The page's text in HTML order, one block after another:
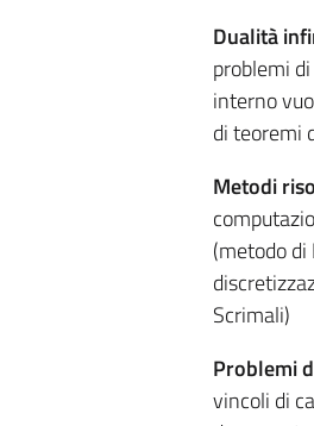
Dualità
problemi
interno
di teoremi
Metodi
(metodo
Scrimali)
Problemi
vincoli di